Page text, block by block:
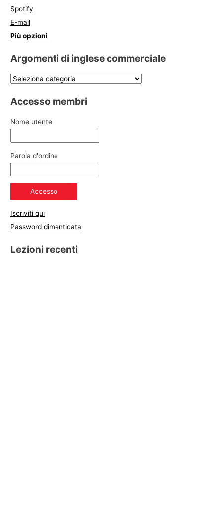
Spotify
E-mail
Più opzioni
Argomenti di inglese commerciale
Accesso membri
Nome utente
Parola d'ordine
Iscriviti qui
Password dimenticata
Lezioni recenti